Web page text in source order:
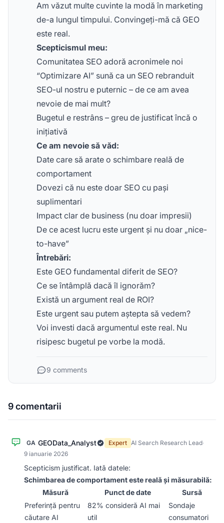
Am văzut multe cuvinte la modă în marketing
de-a lungul timpului. Convingeți-mă că GEO
este real.
Scepticismul meu:
Comunitatea SEO adoră acronimele noi
“Optimizare AI” sună ca un SEO rebranduit
SEO-ul nostru e puternic – de ce am avea
nevoie de mai mult?
Bugetul e restrâns – greu de justificat încă o
inițiativă
Ce am nevoie să văd:
Date care să arate o schimbare reală de
comportament
Dovezi că nu este doar SEO cu pași
suplimentari
Impact clar de business (nu doar impresii)
De ce acest lucru este urgent și nu doar „nice-
to-have”
Întrebări:
Este GEO fundamental diferit de SEO?
Ce se întâmplă dacă îl ignorăm?
Există un argument real de ROI?
Este urgent sau putem aștepta să vedem?
Voi investi dacă argumentul este real. Nu
risipesc bugetul pe vorbe la modă.
9 comments
9 comentarii
GA GEOData_Analyst Expert AI Search Research Lead·
9 ianuarie 2026
Scepticism justificat. Iată datele:
Schimbarea de comportament este reală și măsurabilă:
Măsură
Punct de date
Sursă
Preferință pentru
căutare AI
82% consideră AI mai
util
Sondaje
consumatori